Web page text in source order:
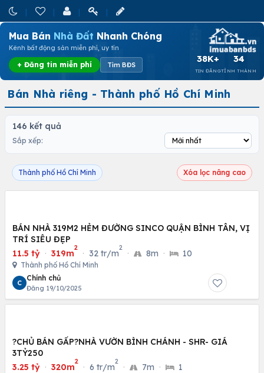
Mua Bán Nhà Đất Nhanh Chóng
Kênh bất động sản miễn phí, uy tín
+ Đăng tin miễn phí Tìm BĐS
38K+
TIN ĐĂNG
34
TỈNH THÀNH
Bán Nhà riêng - Thành phố Hồ Chí Minh
146 kết quả
Sắp xếp:
Thành phố Hồ Chí Minh Xóa lọc nâng cao
BÁN NHÀ 319M2 HẺM ĐƯỜNG SINCO QUẬN BÌNH TÂN, VỊ
TRÍ SIÊU ĐẸP
11.5 tỷ · 319m
2
· 32 tr/m
2
· 8m · 10
Thành phố Hồ Chí Minh
C
Chính chủ
Đăng 19/10/2025
?CHỦ BÁN GẤP?NHÀ VƯỜN BÌNH CHÁNH - SHR- GIÁ
3TỶ250
3.25 tỷ · 320m
2
· 6 tr/m
2
· 7m · 1